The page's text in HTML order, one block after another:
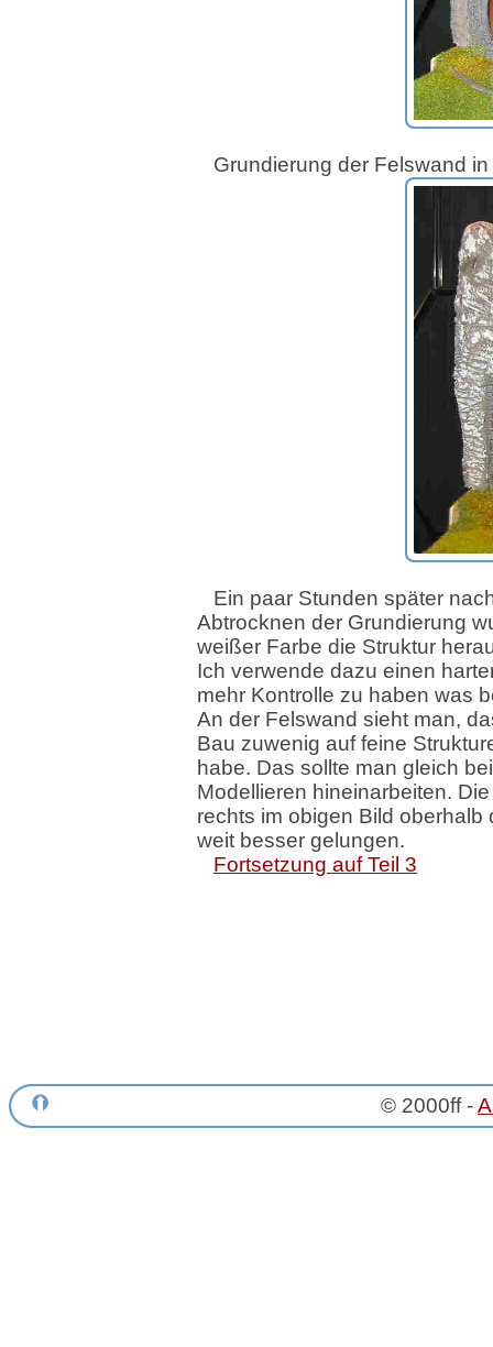
Grundierung der Felswand
Ein paar Stunden später
Abtrocknen der Grundierung
weißer Farbe die Struktur
Ich verwende dazu einen
mehr Kontrolle zu haben was
An der Felswand sieht man,
Bau zuwenig auf feine
habe. Das sollte man gleich
Modellieren hineinarbeiten.
rechts im obigen Bild oberhalb
weit besser gelungen.
Fortsetzung auf Teil 3
© 2000ff -